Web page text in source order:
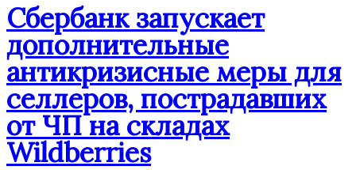
Сбербанк запускает
дополнительные
антикризисные меры для
селлеров, пострадавших
от ЧП на складах
Wildberries